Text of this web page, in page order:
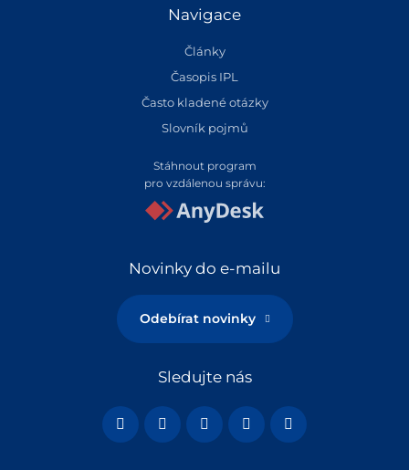
Navigace
Články
Časopis IPL
Často kladené otázky
Slovník pojmů
Stáhnout program
pro vzdálenou správu:
Novinky do e-mailu
Odebírat novinky
Sledujte nás